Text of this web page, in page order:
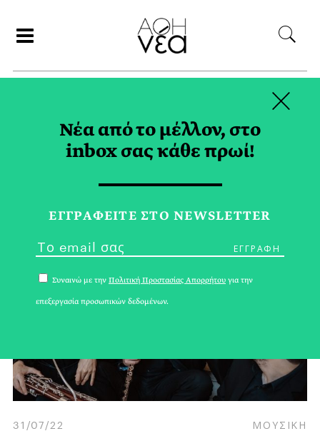
ΙΟΥΛΙΟΣ 2022
31/07/22 ΜΟΥΣΙΚΗ
Νέα από το μέλλον, στο
inbox σας κάθε πρωί!
ΕΓΓPΑΦΕΙΤΕ ΣΤΟ NEWSLETTER
Συναινώ με την Πολιτική Προστασίας Απορρήτου για την
επεξεργασία προσωπικών δεδομένων.
×